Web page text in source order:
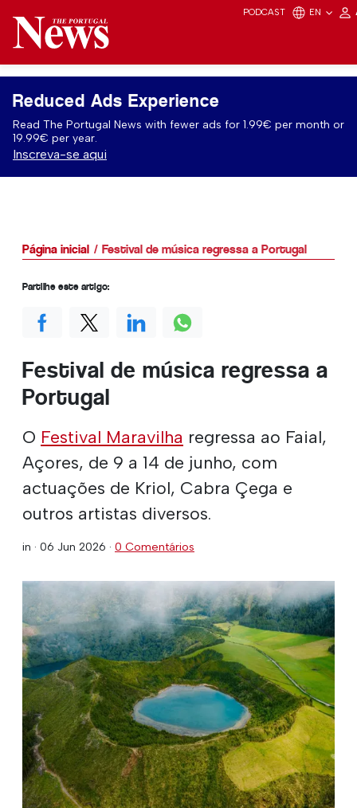
PODCAST EN
Reduced Ads Experience
Read The Portugal News with fewer ads for 1.99€ per month or
19.99€ per year.
Inscreva-se aqui
Página inicial Festival de música regressa a Portugal
Festival de música regressa a
Portugal
O Festival Maravilha regressa ao Faial,
Açores, de 9 a 14 de junho, com
actuações de Kriol, Cabra Çega e
outros artistas diversos.
in · 06 Jun 2026 · 0 Comentários
Partilhe este artigo: